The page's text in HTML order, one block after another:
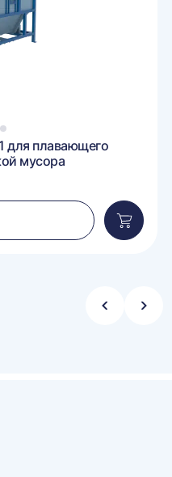
5
для плавающего
мусора
в
Стрелка